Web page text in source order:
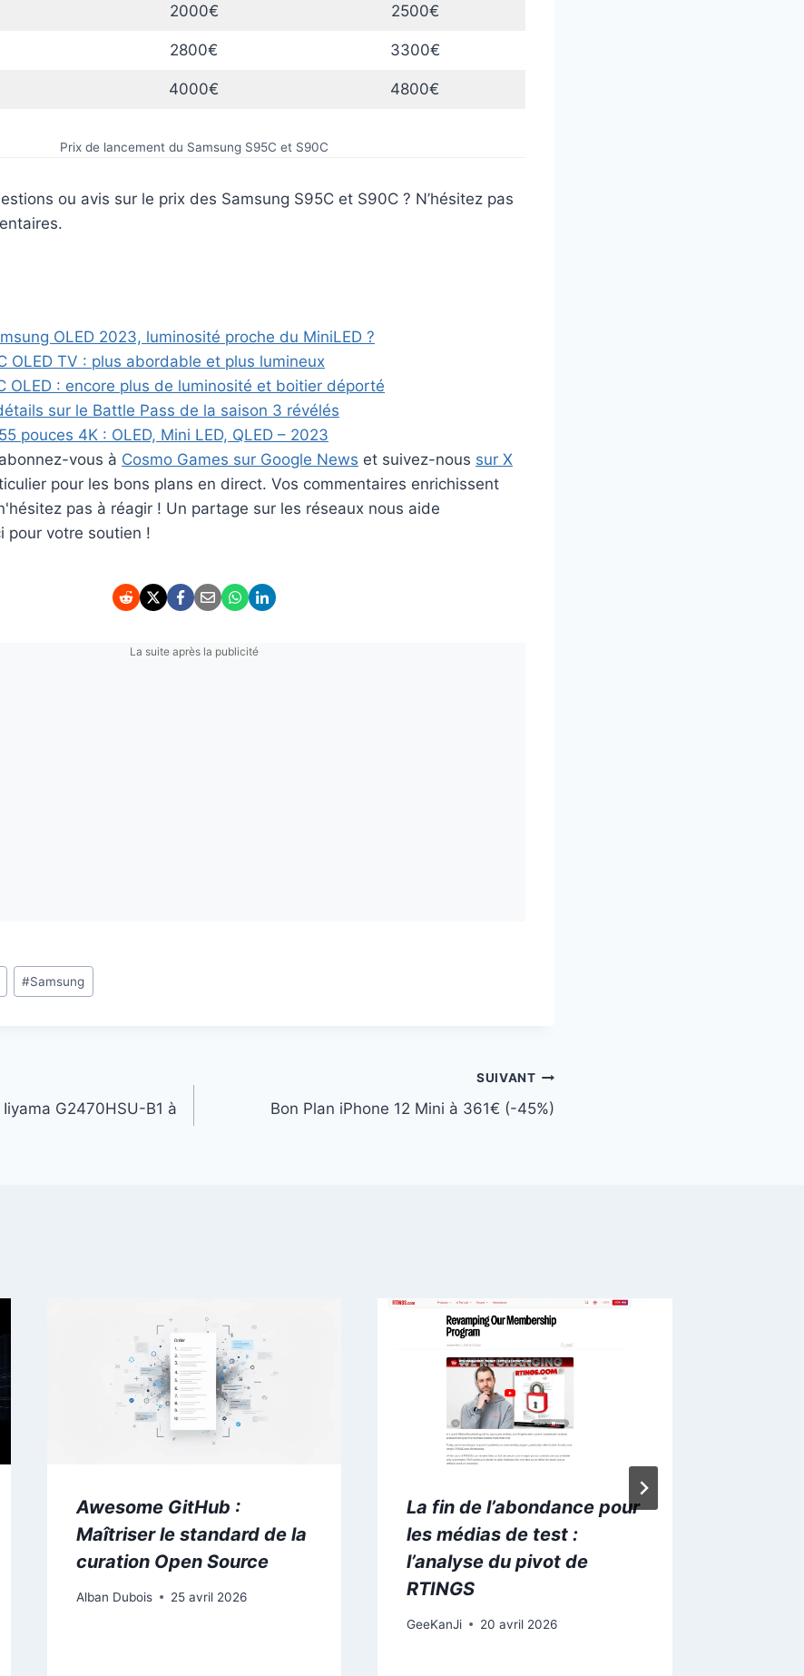
2000€ 2500€
2800€ 3300€
4000€ 4800€
Prix de lancement du Samsung S95C et S90C
ou avis sur le prix des Samsung S95C et S90C ? N’hésitez pas
OLED 2023, luminosité proche du MiniLED ?
OLED TV : plus abordable et plus lumineux
OLED : encore plus de luminosité et boitier déporté
sur le Battle Pass de la saison 3 révélés
pouces 4K : OLED, Mini LED, QLED – 2023
vous à Cosmo Games sur Google News et suivez-nous sur X
pour les bons plans en direct. Vos commentaires enrichissent
pas à réagir ! Un partage sur les réseaux nous aide
pour votre soutien !
La suite après la publicité
#Samsung
G2470HSU-B1 à
SUIVANT
Bon Plan iPhone 12 Mini à 361€ (-45%)
Awesome GitHub :
Maîtriser le standard de la
curation Open Source
Alban Dubois 25 avril 2026
La fin de l’abondance pour
les médias de test :
l’analyse du pivot de
RTINGS
GeeKanJi 20 avril 2026